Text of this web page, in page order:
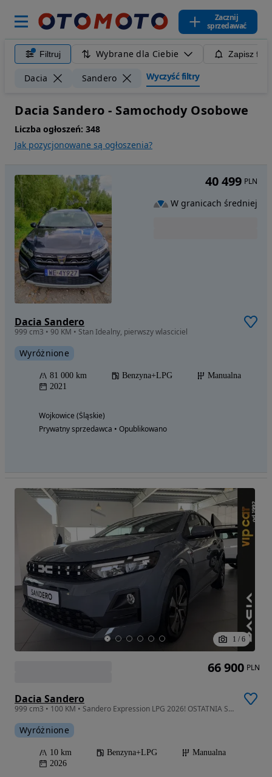
Zacznij
sprzedawać
Filtruj Wybrane dla Ciebie Zapisz
Dacia Sandero Wyczyść filtry
Dacia Sandero - Samochody Osobowe
Liczba ogłoszeń: 348
Jak pozycjonowane są ogłoszenia?
Dacia Sandero
999 cm3 • 90 KM • Stan Idealny, pierwszy wlasciciel
Wyróżnione
81 000 km Benzyna+LPG
Manualna
2021
Wojkowice (Śląskie)
Prywatny sprzedawca • Opublikowano
40 499 PLN
W granicach średniej
1 / 6
Dacia Sandero
999 cm3 • 100 KM • Sandero Expression LPG 2026! OSTATNIA SZTUKA !!!
Wyróżnione
10 km Benzyna+LPG
Manualna
2026
66 900 PLN